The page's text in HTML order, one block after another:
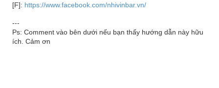
[F]: https://www.facebook.com/nhivinbar.vn/
---
Ps: Comment vào bên dưới nếu bạn thấy hướng dẫn này hữu
ích. Cảm ơn